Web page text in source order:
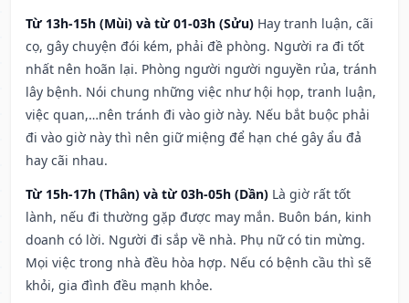
Từ 13h-15h (Mùi) và từ 01-03h (Sửu) Hay tranh luận, cãi
cọ, gây chuyện đói kém, phải đề phòng. Người ra đi tốt
nhất nên hoãn lại. Phòng người người nguyền rủa, tránh
lây bệnh. Nói chung những việc như hội họp, tranh luận,
việc quan,…nên tránh đi vào giờ này. Nếu bắt buộc phải
đi vào giờ này thì nên giữ miệng để hạn ché gây ẩu đả
hay cãi nhau.
Từ 15h-17h (Thân) và từ 03h-05h (Dần) Là giờ rất tốt
lành, nếu đi thường gặp được may mắn. Buôn bán, kinh
doanh có lời. Người đi sắp về nhà. Phụ nữ có tin mừng.
Mọi việc trong nhà đều hòa hợp. Nếu có bệnh cầu thì sẽ
khỏi, gia đình đều mạnh khỏe.